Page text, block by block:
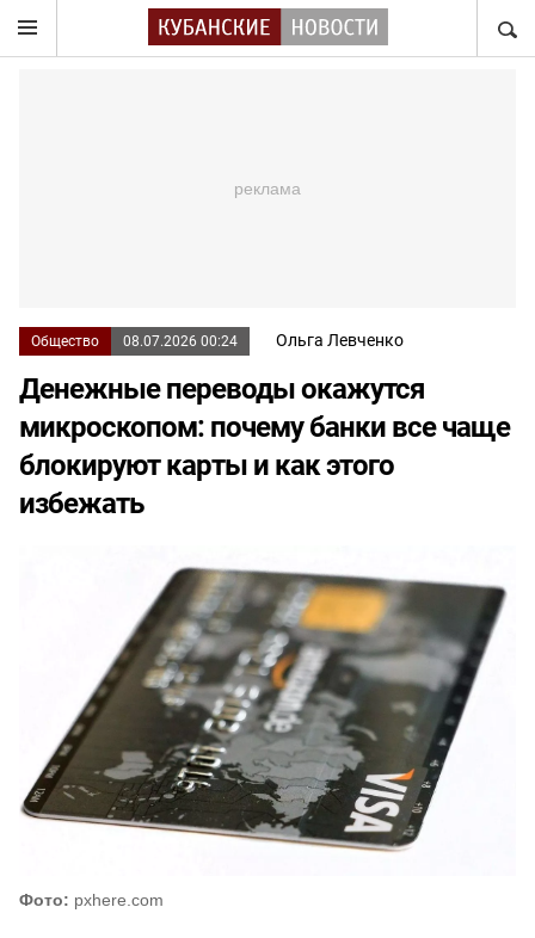
Общество 08.07.2026 00:24 Ольга Левченко
Денежные переводы окажутся
микроскопом: почему банки все чаще
блокируют карты и как этого
избежать
Фото: pxhere.com